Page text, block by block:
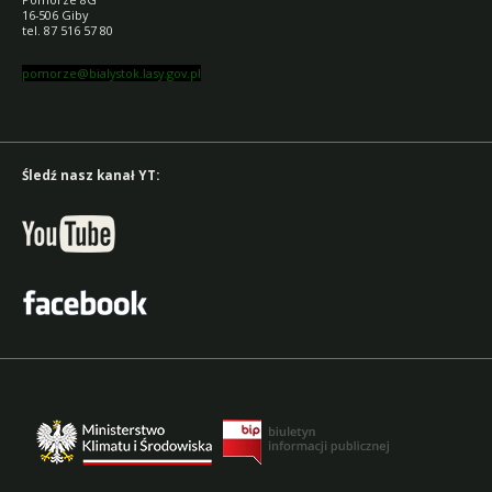
16-506 Giby
tel. 87 516 57 80
pomorze@bialystok.lasy.gov.pl
Śledź nasz kanał YT: